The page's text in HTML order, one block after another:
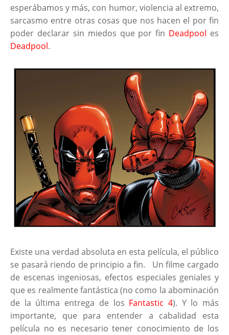
esperábamos y más, con humor, violencia al extremo,
sarcasmo entre otras cosas que nos hacen el por fin
poder declarar sin miedos que por fin Deadpool es
Deadpool.
Existe una verdad absoluta en esta película, el público
se pasará riendo de principio a fin. Un filme cargado
de escenas ingeniosas, efectos especiales geniales y
que es realmente fantástica (no como la abominación
de la última entrega de los Fantastic 4). Y lo más
importante, que para entender a cabalidad esta
película no es necesario tener conocimiento de los